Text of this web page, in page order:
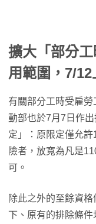
擴大「部分
用範圍，7/
有關部分工時受雇
動部也於7月7日作
定」：原限定僅允
險者，放寬為凡是
可。
除此之外的至餘資
下、原有的排除條件